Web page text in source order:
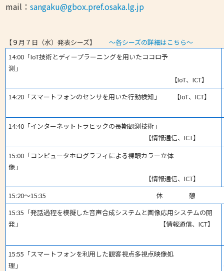
mail：sangaku@gbox.pref.osaka.lg.jp
【９月７日（水）発表シーズ】～各シーズの詳細はこちら～
14:00「IoT技術とディープラーニングを用いたココロ予
測」
【IoT、ICT】
14:20「スマートフォンのセンサを用いた行動検知」 【IoT、ICT】
14:40「インターネットトラヒックの長期観測技術」
【情報通信、ICT】
15:00「コンピュータホログラフィによる裸眼カラー立体
像」
【情報通信、ICT】
15:20～15:35 休 憩
15:35「発話過程を模擬した音声合成システムと画像応用システムの開
発」 【情報通信、ICT】
15:55「スマートフォンを利用した観客視点多視点映像処
理」